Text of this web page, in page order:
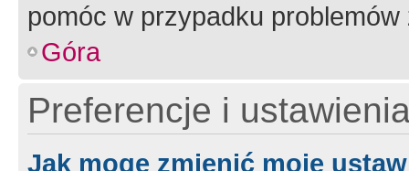
pomóc w przypadku
Góra
Preferencje i
Jak mogę zmienić moje